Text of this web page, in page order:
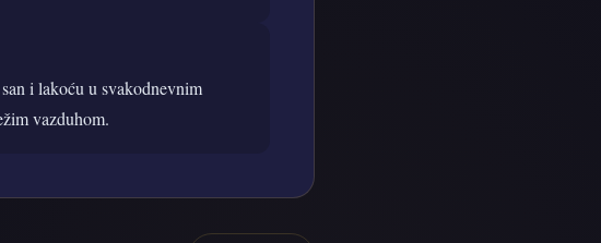
i lakoću u svakodnevnim
vazduhom.